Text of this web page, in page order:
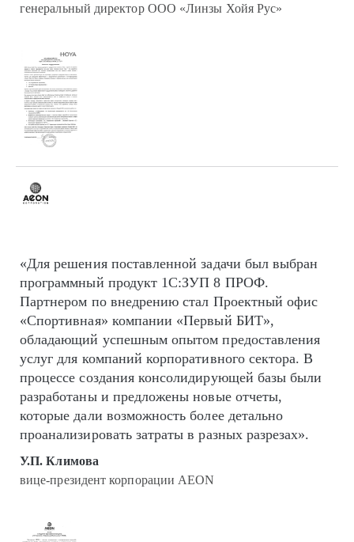
генеральный директор ООО «Линзы Хойя Рус»
«Для решения поставленной задачи был выбран
программный продукт 1С:ЗУП 8 ПРОФ.
Партнером по внедрению стал Проектный офис
«Спортивная» компании «Первый БИТ»,
обладающий успешным опытом предоставления
услуг для компаний корпоративного сектора. В
процессе создания консолидирующей базы были
разработаны и предложены новые отчеты,
которые дали возможность более детально
проанализировать затраты в разных разрезах».
У.П. Климова
вице-президент корпорации AEON